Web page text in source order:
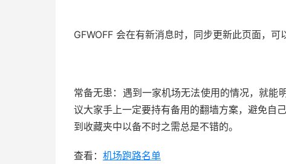
GFWOFF 会在有新消息时，同步更新此页面，
常备无患：遇到一家机场无法使用的情况，就能
议大家手上一定要持有备用的翻墙方案，避免自
到收藏夹中以备不时之需总是不错的。
查看： 机场跑路名单